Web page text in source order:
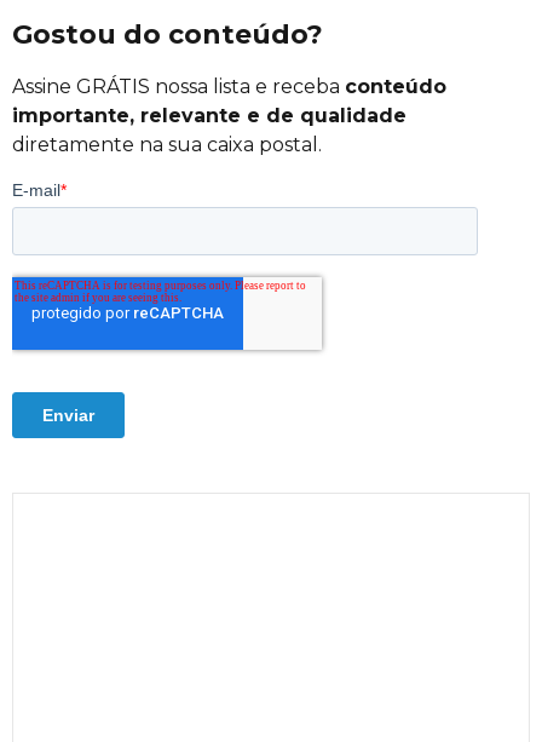
Gostou do conteúdo?
Assine GRÁTIS nossa lista e receba conteúdo
importante, relevante e de qualidade
diretamente na sua caixa postal.